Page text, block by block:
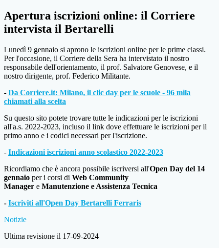
Apertura iscrizioni online: il Corriere
intervista il Bertarelli
Lunedì 9 gennaio si aprono le iscrizioni online per le prime classi.
Per l'occasione, il Corriere della Sera ha intervistato il nostro
responsabile dell'orientamento, il prof. Salvatore Genovese, e il
nostro dirigente, prof. Federico Militante.
- Da Corriere.it: Milano, il clic day per le scuole - 96 mila
chiamati alla scelta
Su questo sito potete trovare tutte le indicazioni per le iscrizioni
all'a.s. 2022-2023, incluso il link dove effettuare le iscrizioni per il
primo anno e i codici necessari per l'iscrizione.
- Indicazioni iscrizioni anno scolastico 2022-2023
Ricordiamo che è ancora possibile iscriversi all'Open Day del 14
gennaio per i corsi di Web Community
Manager e Manutenzione e Assistenza Tecnica
- Iscriviti all'Open Day Bertarelli Ferraris
Notizie
Ultima revisione il 17-09-2024